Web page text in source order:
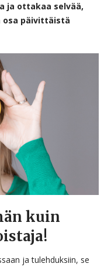
ja ottakaa selvää,
osa päivittäistä
kuin
ja tulehduksiin, se